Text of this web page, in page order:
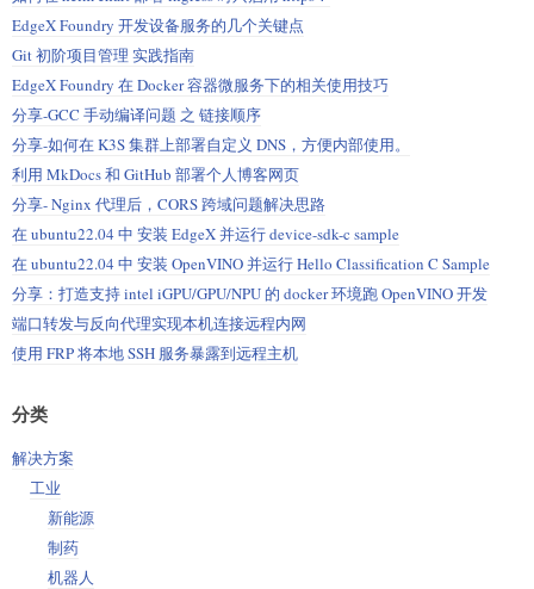
EdgeX Foundry 开发设备服务的几个关键点
Git 初阶项目管理 实践指南
EdgeX Foundry 在 Docker 容器微服务下的相关使用技巧
分享-GCC 手动编译问题 之 链接顺序
分享-如何在 K3S 集群上部署自定义 DNS，方便内部使用。
利用 MkDocs 和 GitHub 部署个人博客网页
分享- Nginx 代理后，CORS 跨域问题解决思路
在 ubuntu22.04 中 安装 EdgeX 并运行 device-sdk-c sample
在 ubuntu22.04 中 安装 OpenVINO 并运行 Hello Classification C Sample
分享：打造支持 intel iGPU/GPU/NPU 的 docker 环境跑 OpenVINO 开发
端口转发与反向代理实现本机连接远程内网
使用 FRP 将本地 SSH 服务暴露到远程主机
分类
解决方案
工业
新能源
制药
机器人